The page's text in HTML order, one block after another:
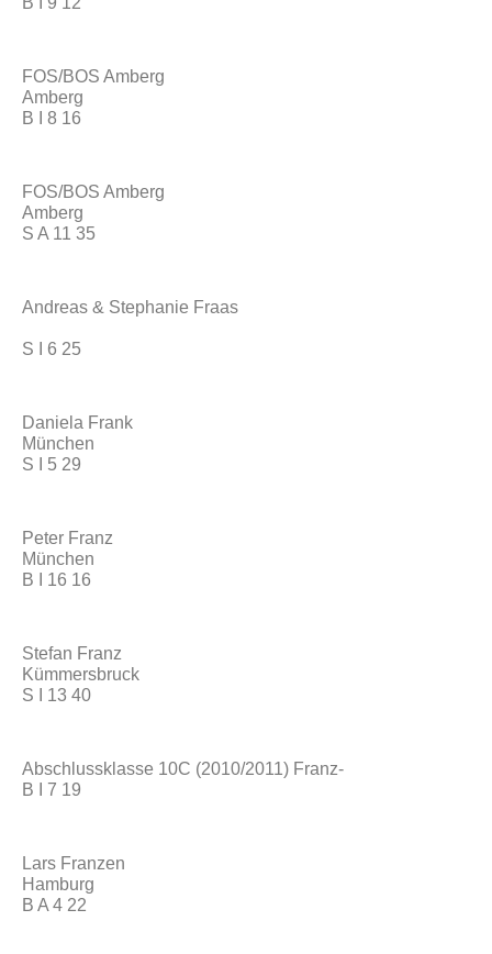
FOS/BOS Amberg
Amberg
B I 8 16
FOS/BOS Amberg
Amberg
S A 11 35
Andreas & Stephanie Fraas
S I 6 25
Daniela Frank
München
S I 5 29
Peter Franz
München
B I 16 16
Stefan Franz
Kümmersbruck
S I 13 40
Abschlussklasse 10C (2010/2011) Franz-
B I 7 19
Lars Franzen
Hamburg
B A 4 22